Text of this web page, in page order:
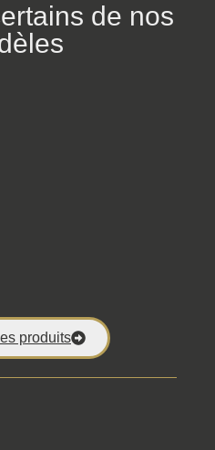
de nos
produits